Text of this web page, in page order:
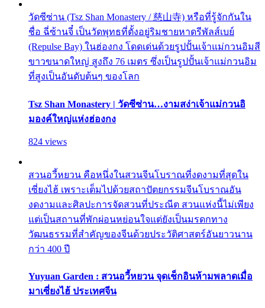
วัดซีซ่าน (Tsz Shan Monastery / 慈山寺) หรือที่รู้จักกันใน
ชื่อ ฉี่ซ้านจี๋ เป็นวัดพุทธที่ตั้งอยู่ริมชายหาดรีพัลส์เบย์
(Repulse Bay) ในฮ่องกง โดดเด่นด้วยรูปปั้นเจ้าแม่กวนอิมสี
ขาวขนาดใหญ่ สูงถึง 76 เมตร ซึ่งเป็นรูปปั้นเจ้าแม่กวนอิม
ที่สูงเป็นอันดับต้นๆ ของโลก
Tsz Shan Monastery | วัดซีซ่าน…งามสง่าเจ้าแม่กวนอิ
มองค์ใหญ่แห่งฮ่องกง
824 views
สวนอวี้หยวน คือหนึ่งในสวนจีนโบราณที่งดงามที่สุดใน
เซี่ยงไฮ้ เพราะเต็มไปด้วยสถาปัตยกรรมจีนโบราณอัน
งดงามและศิลปะการจัดสวนที่ประณีต สวนแห่งนี้ไม่เพียง
แต่เป็นสถานที่พักผ่อนหย่อนใจแต่ยังเป็นมรดกทาง
วัฒนธรรมที่สำคัญของจีนด้วยประวัติศาสตร์อันยาวนาน
กว่า 400 ปี
Yuyuan Garden : สวนอวี้หยวน จุดเช็กอินห้ามพลาดเมื่อ
มาเซี่ยงไฮ้ ประเทศจีน